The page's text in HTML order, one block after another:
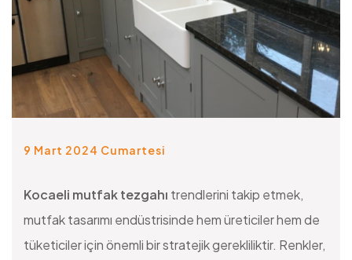
9 Mart 2024 Cumartesi
Kocaeli mutfak tezgahı trendlerini takip etmek,
mutfak tasarımı endüstrisinde hem üreticiler hem de
tüketiciler için önemli bir stratejik gerekliliktir. Renkler,